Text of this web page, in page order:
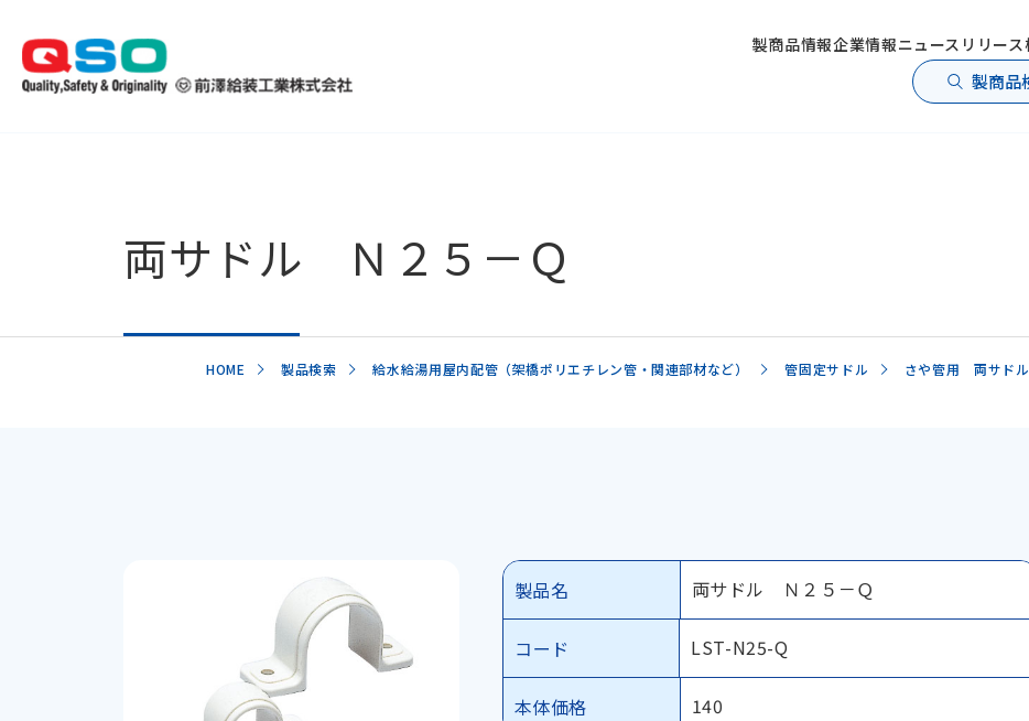
製商品情報企業情報ニュースリリース
製商品
両サドル Ｎ２５－Ｑ
HOME 製品検索 給水給湯用屋内配管（架橋ポリエチレン管・関連部材など） 管固定サドル
さや管用 両サドル
製品名 両サドル Ｎ２５－Ｑ
コード LST-N25-Q
本体価格 140